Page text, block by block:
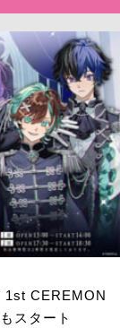
1st CEREMON
スタート